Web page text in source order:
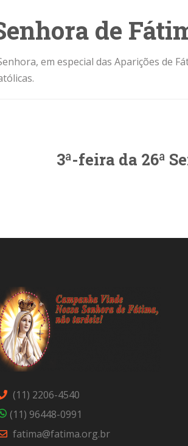
de
em especial das Aparições de
3ª-feira da 26ª
(11) 2206-4540
(11) 96448-0991
fatima@fatima.org.br